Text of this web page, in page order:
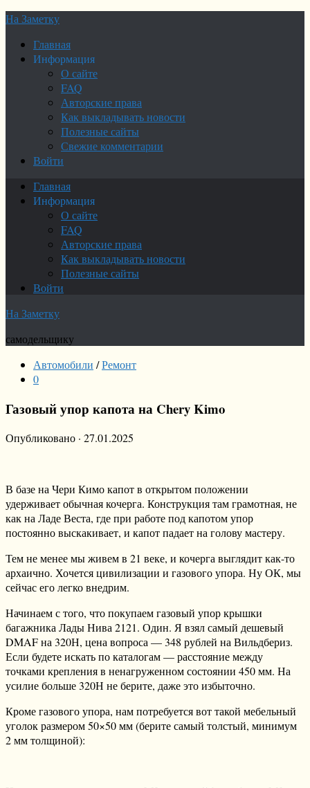
На Заметку
Главная
Информация
О сайте
FAQ
Авторские права
Как выкладывать новости
Полезные сайты
Свежие комментарии
Войти
Главная
Информация
О сайте
FAQ
Авторские права
Как выкладывать новости
Полезные сайты
Войти
На Заметку
самодельщику
Автомобили /Ремонт
0
Газовый упор капота на Chery Kimo
Опубликовано · 27.01.2025
В базе на Чери Кимо капот в открытом положении
удерживает обычная кочерга. Конструкция там грамотная, не
как на Ладе Веста, где при работе под капотом упор
постоянно выскакивает, и капот падает на голову мастеру.
Тем не менее мы живем в 21 веке, и кочерга выглядит как-то
архаично. Хочется цивилизации и газового упора. Ну ОК, мы
сейчас его легко внедрим.
Начинаем с того, что покупаем газовый упор крышки
багажника Лады Нива 2121. Один. Я взял самый дешевый
DMAF на 320Н, цена вопроса — 348 рублей на Вильдбериз.
Если будете искать по каталогам — расстояние между
точками крепления в ненагруженном состоянии 450 мм. На
усилие больше 320Н не берите, даже это избыточно.
Кроме газового упора, нам потребуется вот такой мебельный
уголок размером 50×50 мм (берите самый толстый, минимум
2 мм толщиной):